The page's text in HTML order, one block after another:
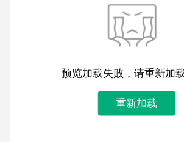
预览加载失败，请重新加
重新加载